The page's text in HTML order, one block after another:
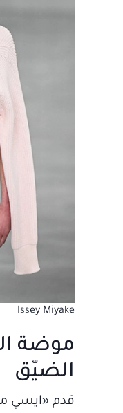
Issey Miyake
موضة
الضيّق
قدم «ايسي